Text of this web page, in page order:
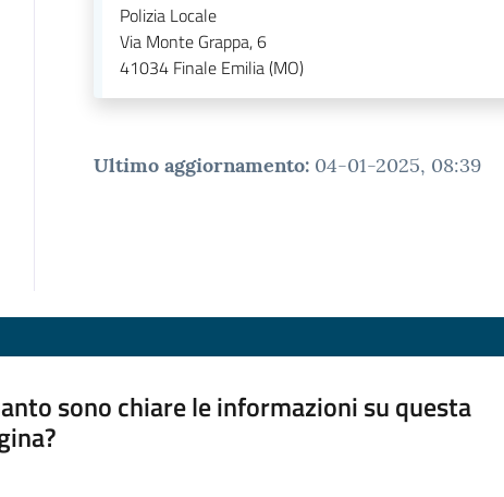
Polizia Locale
Via Monte Grappa, 6
41034 Finale Emilia (MO)
Ultimo aggiornamento: 04-01-2025, 08:39
sono chiare le informazioni su questa